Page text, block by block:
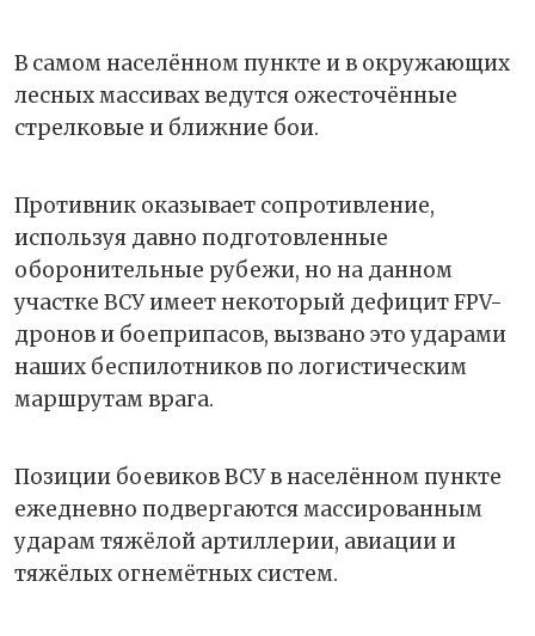
В самом населённом пункте и в окружающих
лесных массивах ведутся ожесточённые
стрелковые и ближние бои.
Противник оказывает сопротивление,
используя давно подготовленные
оборонительные рубежи, но на данном
участке ВСУ имеет некоторый дефицит FPV-
дронов и боеприпасов, вызвано это ударами
наших беспилотников по логистическим
маршрутам врага.
Позиции боевиков ВСУ в населённом пункте
ежедневно подвергаются массированным
ударам тяжёлой артиллерии, авиации и
тяжёлых огнемётных систем.